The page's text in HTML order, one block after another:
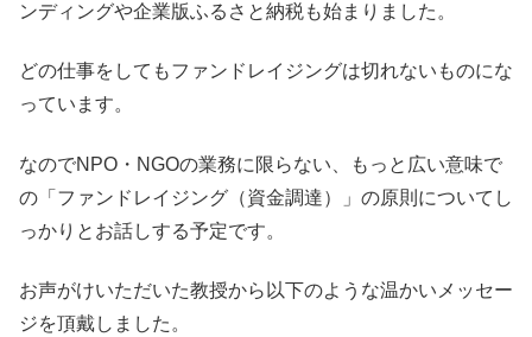
ンディングや企業版ふるさと納税も始まりました。
どの仕事をしてもファンドレイジングは切れないものにな
っています。
なのでNPO・NGOの業務に限らない、もっと広い意味で
の「ファンドレイジング（資金調達）」の原則についてし
っかりとお話しする予定です。
お声がけいただいた教授から以下のような温かいメッセー
ジを頂戴しました。